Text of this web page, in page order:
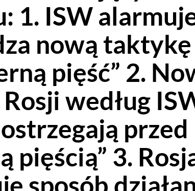
1. ISW
nową
pięść” 2.
według
przed
pięścią” 3.
sposób